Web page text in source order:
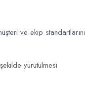
ve ekip standartlarını
yürütülmesi